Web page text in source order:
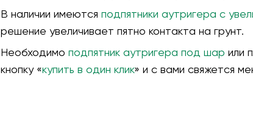
В наличии имеются подпятники аутригера с
решение увеличивает пятно контакта на грунт.
Необходимо подпятник аутригера под шар или
кнопку «купить в один клик» и с вами свяжется